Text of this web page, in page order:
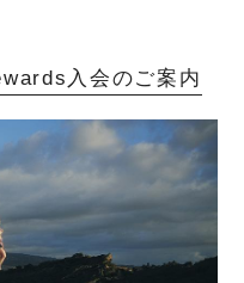
入会のご案内